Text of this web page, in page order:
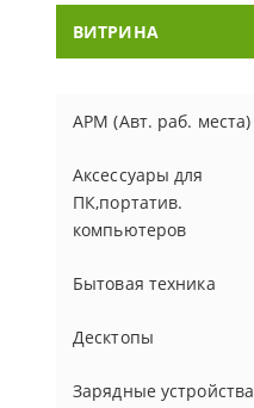
ВИТРИНА
АРМ (Авт. раб. места)
Аксессуары для
ПК,портатив.
компьютеров
Бытовая техника
Десктопы
Зарядные устройства